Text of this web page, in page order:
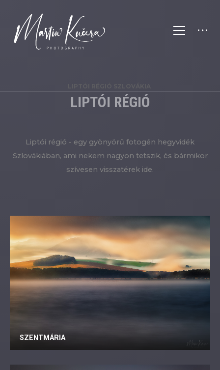
LIPTÓI RÉGIÓ
Liptói régió - egy gyönyörű fotogén hegyvidék
Szlovákiában, ami nekem nagyon tetszik, és bármikor
szívesen visszatérek ide.
SZENTMÁRIA